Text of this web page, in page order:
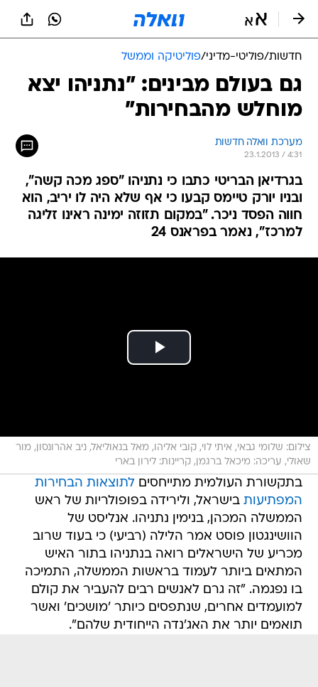
חדשות/פוליטי-מדיני/פוליטיקה וממשל
גם בעולם מבינים: "נתניהו יצא
מוחלש מהבחירות"
מערכת וואלה חדשות
23.1.2013 / 4:31
בגרדיאן הבריטי כתבו כי נתניהו "ספג מכה קשה",
ובניו יורק טיימס קבעו כי אף שלא היה לו יריב, הוא
חווה הפסד ניכר. "במקום תזוזה ימינה ראינו זליגה
למרכז", נאמר בפראנס 24
צילום: שלומי גבאי, איתי לוי, קובי אליהו, מאל בנאוליאל, ניב אהרונסון, מור
שאולי, עריכה: מיכאל ברגמן, קריינות: לירון בארי
בתקשורת העולמית מתייחסיםלתוצאות הבחירות
המפתיעות בישראל, ולירידה בפופולריות של ראש
הממשלה המכהן, בנימין נתניהו. אנליסט של
הוושינגטון פוסט אמר הלילה (רביעי) כי בעוד שרוב
מכריע של הישראלים רואה בנתניהו בתור האיש
המתאים ביותר לעמוד בראשות הממשלה, התמיכה
בו נפגמה. "זה גרם לאנשים רבים להעביר את קולם
למועמדים אחרים, שנתפסים כיותר 'מושכים' ואשר
תואמים יותר את האג'נדה הייחודית שלהם".